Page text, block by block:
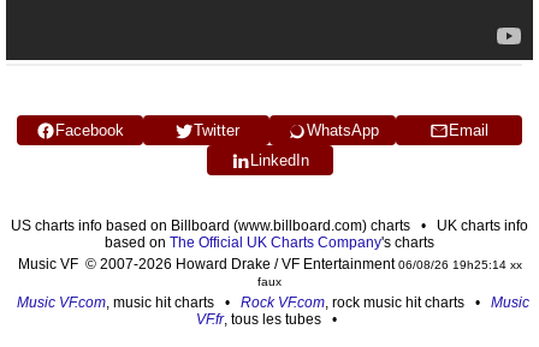
Facebook Twitter WhatsApp
Email
LinkedIn
US charts info based on Billboard (www.billboard.com) charts • UK charts info
based on The Official UK Charts Company's charts
Music VF © 2007-2026 Howard Drake / VF Entertainment06/08/26 19h25:14 xx
faux
Music VF.com, music hit charts • Rock VF.com, rock music hit charts • Music
VF.fr, tous les tubes •